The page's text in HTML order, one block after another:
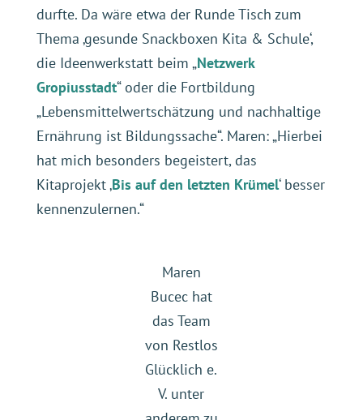
durfte. Da wäre etwa der Runde Tisch zum
Thema ‚gesunde Snackboxen Kita & Schule‘,
die Ideenwerkstatt beim „Netzwerk
Gropiusstadt“ oder die Fortbildung
„Lebensmittelwertschätzung und nachhaltige
Ernährung ist Bildungssache“. Maren: „Hierbei
hat mich besonders begeistert, das
Kitaprojekt ‚Bis auf den letzten Krümel‘ besser
kennenzulernen.“
Maren
Bucec hat
das Team
von Restlos
Glücklich e.
V. unter